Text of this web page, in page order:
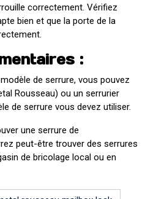
correctement. Vérifiez
bien et que la porte de la
:
de serrure, vous pouvez
Rousseau) ou un serrurier
de serrure vous devez utiliser.
une serrure de
peut-être trouver des serrures
de bricolage local ou en